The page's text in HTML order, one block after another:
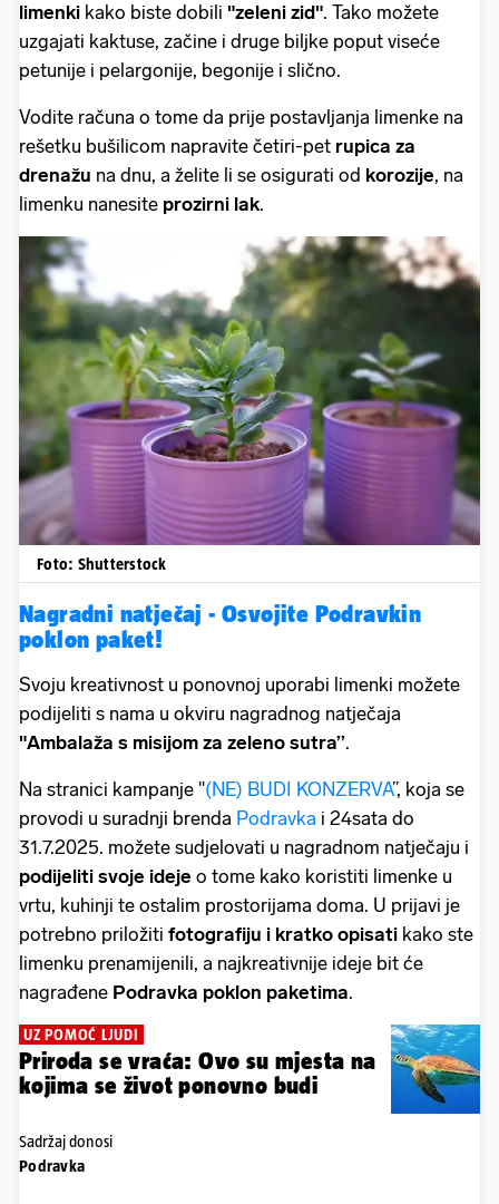
limenki kako biste dobili "zeleni zid". Tako možete
uzgajati kaktuse, začine i druge biljke poput viseće
petunije i pelargonije, begonije i slično.
Vodite računa o tome da prije postavljanja limenke na
rešetku bušilicom napravite četiri-pet rupica za
drenažu na dnu, a želite li se osigurati od korozije, na
limenku nanesite prozirni lak.
Foto: Shutterstock
Nagradni natječaj - Osvojite Podravkin
poklon paket!
Svoju kreativnost u ponovnoj uporabi limenki možete
podijeliti s nama u okviru nagradnog natječaja
"Ambalaža s misijom za zeleno sutra’’.
Na stranici kampanje "(NE) BUDI KONZERVA’’, koja se
provodi u suradnji brenda Podravka i 24sata do
31.7.2025. možete sudjelovati u nagradnom natječaju i
podijeliti svoje ideje o tome kako koristiti limenke u
vrtu, kuhinji te ostalim prostorijama doma. U prijavi je
potrebno priložiti fotografiju i kratko opisati kako ste
limenku prenamijenili, a najkreativnije ideje bit će
nagrađene Podravka poklon paketima.
UZ POMOĆ LJUDI
Priroda se vraća: Ovo su mjesta na
kojima se život ponovno budi
Sadržaj donosi
Podravka